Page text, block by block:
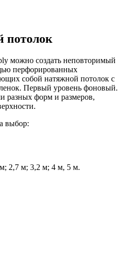
потолок
можно создать неповторимый
перфорированных
собой натяжной потолок с
Первый уровень фоновый.
разных форм и размеров,
выбор:
2,7 м; 3,2 м; 4 м, 5 м.